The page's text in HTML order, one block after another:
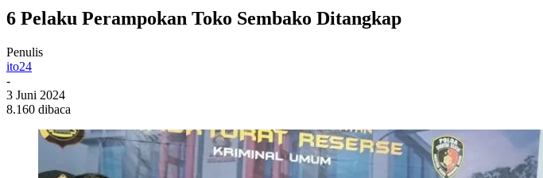
6 Pelaku Perampokan Toko Sembako Ditangkap
Penulis
ito24
-
3 Juni 2024
8.160 dibaca